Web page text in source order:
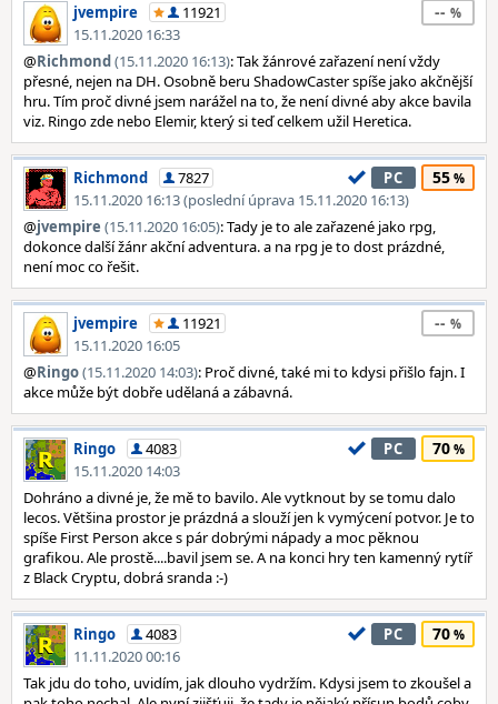
jvempire
11921
15.11.2020 16:33
--
@Richmond(15.11.2020 16:13): Tak žánrové zařazení není vždy
přesné, nejen na DH. Osobně beru ShadowCaster spíše jako akčnější
hru. Tím proč divné jsem narážel na to, že není divné aby akce bavila
viz. Ringo zde nebo Elemir, který si teď celkem užil Heretica.
Richmond
7827
15.11.2020 16:13 (poslední úprava 15.11.2020 16:13)
PC 55
@jvempire (15.11.2020 16:05): Tady je to ale zařazené jako rpg,
dokonce další žánr akční adventura. a na rpg je to dost prázdné,
není moc co řešit.
jvempire
11921
15.11.2020 16:05
--
@Ringo(15.11.2020 14:03): Proč divné, také mi to kdysi přišlo fajn. I
akce může být dobře udělaná a zábavná.
Ringo
4083
15.11.2020 14:03
PC 70
Dohráno a divné je, že mě to bavilo. Ale vytknout by se tomu dalo
lecos. Většina prostor je prázdná a slouží jen k vymýcení potvor. Je to
spíše First Person akce s pár dobrými nápady a moc pěknou
grafikou. Ale prostě....bavil jsem se. A na konci hry ten kamenný rytíř
z Black Cryptu, dobrá sranda :-)
Ringo
4083
11.11.2020 00:16
PC 70
Tak jdu do toho, uvidím, jak dlouho vydržím. Kdysi jsem to zkoušel a